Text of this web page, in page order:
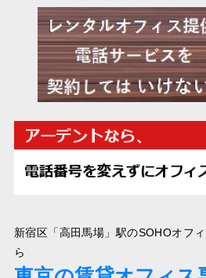
新宿区「高田馬場」駅のSOHOオフ
ら